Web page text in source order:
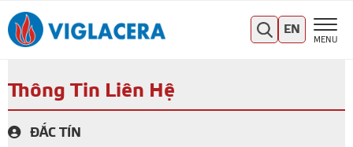
MENU
EN
Thông Tin Liên Hệ
ĐẮC TÍN